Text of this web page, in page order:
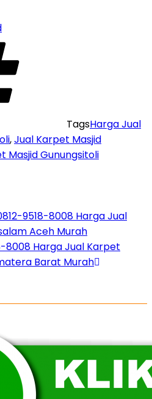
TagsHarga Jual
,Jual Karpet Masjid
Masjid Gunungsitoli
9518-8008 Harga Jual
Aceh Murah
8008 Harga Jual Karpet
Barat Murah